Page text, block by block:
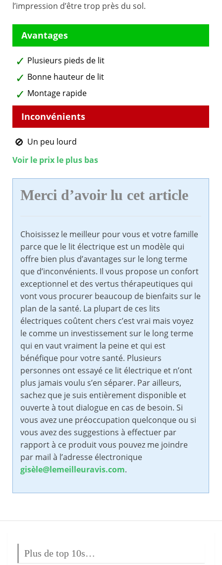
l’impression d’être trop près du sol.
Plusieurs pieds de lit
Bonne hauteur de lit
Montage rapide
Un peu lourd
Voir le prix le plus bas
Merci d’avoir lu cet article
Choisissez le meilleur pour vous et votre famille
parce que le lit électrique est un modèle qui
offre bien plus d’avantages sur le long terme
que d’inconvénients. Il vous propose un confort
exceptionnel et des vertus thérapeutiques qui
vont vous procurer beaucoup de bienfaits sur le
plan de la santé. La plupart de ces lits
électriques coûtent chers c’est vrai mais voyez
le comme un investissement sur le long terme
qui en vaut vraiment la peine et qui est
bénéfique pour votre santé. Plusieurs
personnes ont essayé ce lit électrique et n’ont
plus jamais voulu s’en séparer. Par ailleurs,
sachez que je suis entièrement disponible et
ouverte à tout dialogue en cas de besoin. Si
vous avez une préoccupation quelconque ou si
vous avez des suggestions à effectuer par
rapport à ce produit vous pouvez me joindre
par mail à l’adresse électronique
gisèle@lemeilleuravis.com.
Plus de top 10s…